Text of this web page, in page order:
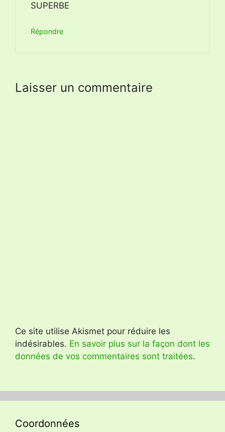
SUPERBE
Répondre
Laisser un commentaire
Ce site utilise Akismet pour réduire les
indésirables. En savoir plus sur la façon dont les
données de vos commentaires sont traitées.
Coordonnées